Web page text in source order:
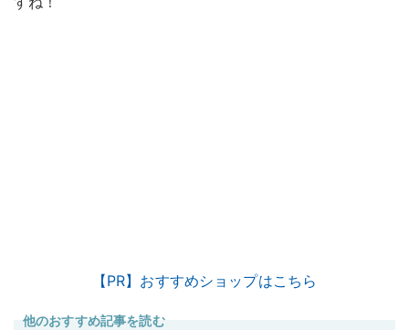
【PR】おすすめショップはこちら
他のおすすめ記事を読む